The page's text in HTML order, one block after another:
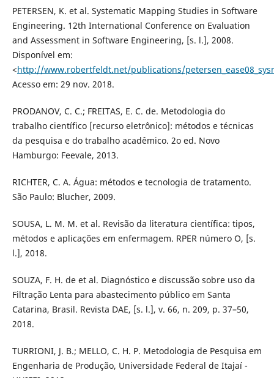
PETERSEN, K. et al. Systematic Mapping Studies in Software
Engineering. 12th International Conference on Evaluation
and Assessment in Software Engineering, [s. l.], 2008.
Disponível em:
<http://www.robertfeldt.net/publications/
Acesso em: 29 nov. 2018.
PRODANOV, C. C.; FREITAS, E. C. de. Metodologia do
trabalho científico [recurso eletrônico]: métodos e técnicas
da pesquisa e do trabalho acadêmico. 2o ed. Novo
Hamburgo: Feevale, 2013.
RICHTER, C. A. Água: métodos e tecnologia de tratamento.
São Paulo: Blucher, 2009.
SOUSA, L. M. M. et al. Revisão da literatura científica: tipos,
métodos e aplicações em enfermagem. RPER número O, [s.
l.], 2018.
SOUZA, F. H. de et al. Diagnóstico e discussão sobre uso da
Filtração Lenta para abastecimento público em Santa
Catarina, Brasil. Revista DAE, [s. l.], v. 66, n. 209, p. 37–50,
2018.
TURRIONI, J. B.; MELLO, C. H. P. Metodologia de Pesquisa em
Engenharia de Produção, Universidade Federal de Itajaí -